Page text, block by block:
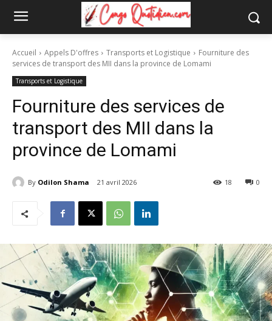
Accueil Appels D'offres Transports et Logistique
Fourniture des
services de transport des MII dans la province de Lomami
Transports et Logistique
Fourniture des services de
transport des MII dans la
province de Lomami
By Odilon Shama 21 avril 2026 0
18